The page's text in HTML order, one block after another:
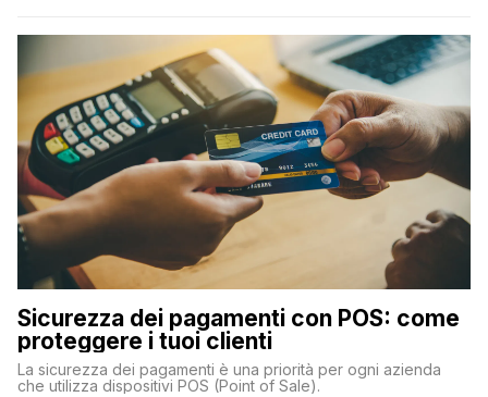
Sicurezza dei pagamenti con POS: come
proteggere i tuoi clienti
La sicurezza dei pagamenti è una priorità per ogni azienda
che utilizza dispositivi POS (Point of Sale).